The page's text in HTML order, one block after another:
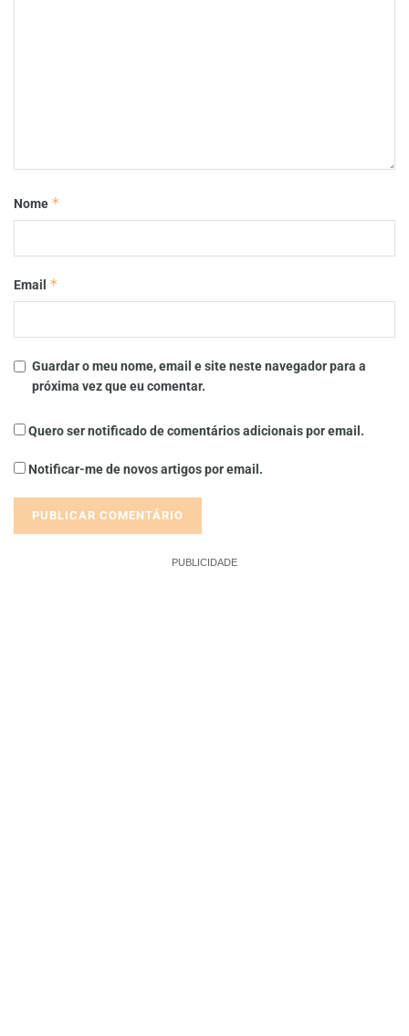
Nome *
Email *
Guardar o meu nome, email e site neste navegador para a
próxima vez que eu comentar.
Quero ser notificado de comentários adicionais por email.
Notificar-me de novos artigos por email.
PUBLICIDADE